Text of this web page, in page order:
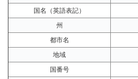
国名（英語表記）
州
都市名
地域
国番号